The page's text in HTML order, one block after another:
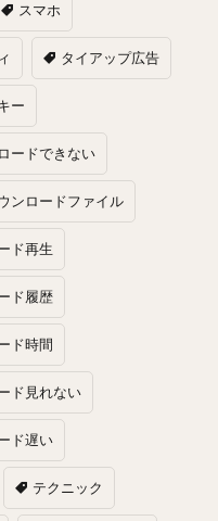
スマホ
タイアップ広告
ー
ードできない
ンロードファイル
ド再生
ド履歴
ド時間
ド見れない
ド遅い
テクニック